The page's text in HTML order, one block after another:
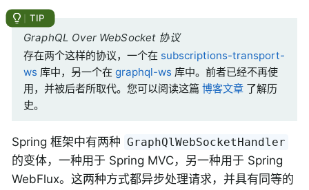
GraphQL Over WebSocket 协议
存在两个这样的协议，一个在 subscriptions-transport-
ws 库中，另一个在 graphql-ws 库中。前者已经不再使
用，并被后者所取代。您可以阅读这篇 博客文章 了解历
史。
Spring 框架中有两种 GraphQlWebSocketHandler
的变体，一种用于 Spring MVC，另一种用于 Spring
WebFlux。这两种方式都异步处理请求，并具有同等的